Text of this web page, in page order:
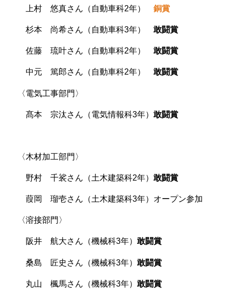
上村 悠真さん（自動車科2年）銅賞
杉本 尚希さん（自動車科3年）敢闘賞
佐藤 琉叶さん（自動車科2年）敢闘賞
中元 篤郎さん（自動車科2年） 敢闘賞
〈電気工事部門〉
髙本 宗汰さん（電気情報科3年）敢闘賞
〈木材加工部門〉
野村 千裟さん（土木建築科2年）敢闘賞
葭岡 瑠壱さん（土木建築科3年）オープン参加
〈溶接部門〉
阪井 航大さん（機械科3年）敢闘賞
桑島 匠史さん（機械科3年）敢闘賞
丸山 楓馬さん（機械科3年）敢闘賞